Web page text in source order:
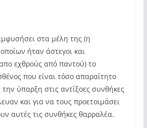
στα μέλη της (η
ήταν άστεγοι και
εχθρούς από παντού) το
που είναι τόσο απαραίτητο
την ύπαρξη στις αντίξοες συνθήκες
και για να τους προετοιμάσει
αυτές τις συνθήκες θαρραλέα.